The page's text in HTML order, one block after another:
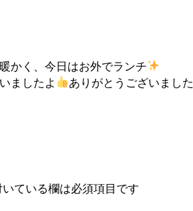
かく、今日はお外でランチ
ましたよ
ありがとうございました
いている欄は必須項目です